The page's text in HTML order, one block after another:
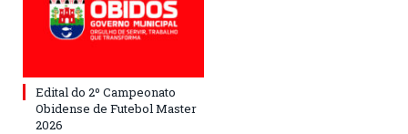
Edital do 2º Campeonato
Obidense de Futebol Master
2026